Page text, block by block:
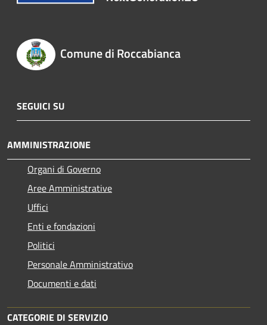
Comune di Roccabianca
SEGUICI SU
AMMINISTRAZIONE
Organi di Governo
Aree Amministrative
Uffici
Enti e fondazioni
Politici
Personale Amministrativo
Documenti e dati
CATEGORIE DI SERVIZIO